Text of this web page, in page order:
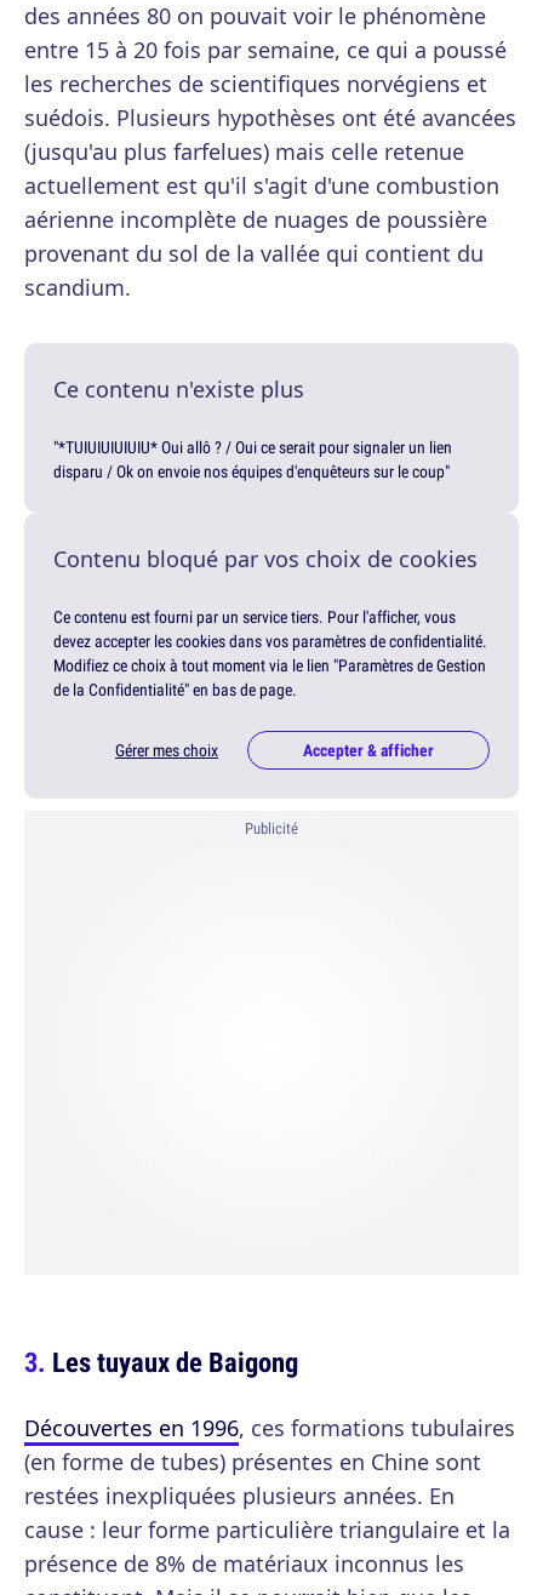
des années 80 on pouvait voir le phénomène
entre 15 à 20 fois par semaine, ce qui a poussé
les recherches de scientifiques norvégiens et
suédois. Plusieurs hypothèses ont été avancées
(jusqu'au plus farfelues) mais celle retenue
actuellement est qu'il s'agit d'une combustion
aérienne incomplète de nuages de poussière
provenant du sol de la vallée qui contient du
scandium.
Ce contenu n'existe plus
"*TUIUIUIUIUIU* Oui allô ? / Oui ce serait pour signaler un lien
disparu / Ok on envoie nos équipes d'enquêteurs sur le coup"
Contenu bloqué par vos choix de cookies
Ce contenu est fourni par un service tiers. Pour l'afficher, vous
devez accepter les cookies dans vos paramètres de confidentialité.
Modifiez ce choix à tout moment via le lien "Paramètres de Gestion
de la Confidentialité" en bas de page.
Gérer mes choix Accepter & afficher
Publicité
Les tuyaux de Baigong
Découvertes en 1996, ces formations tubulaires
(en forme de tubes) présentes en Chine sont
restées inexpliquées plusieurs années. En
cause : leur forme particulière triangulaire et la
présence de 8% de matériaux inconnus les